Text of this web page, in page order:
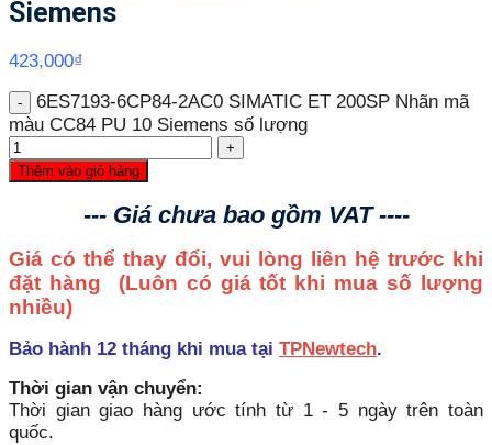
Siemens
423,000₫
6ES7193-6CP84-2AC0 SIMATIC ET 200SP Nhãn mã
màu CC84 PU 10 Siemens số lượng
Thêm vào giỏ hàng
--- Giá chưa bao gồm VAT ----
Giá có thể thay đổi, vui lòng liên hệ trước khi
đặt hàng (Luôn có giá tốt khi mua số lượng
nhiều)
Bảo hành 12 tháng khi mua tại TPNewtech.
Thời gian vận chuyển:
Thời gian giao hàng ước tính từ 1 - 5 ngày trên toàn
quốc.